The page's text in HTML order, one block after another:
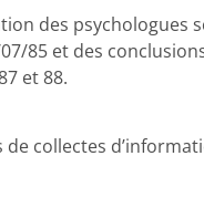
des psychologues
85 et des
et 88.
de collectes